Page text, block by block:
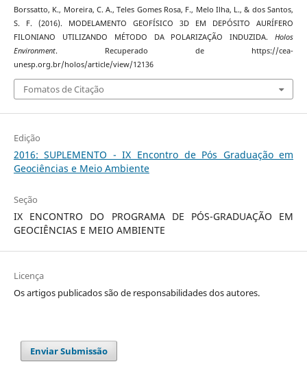
Borssatto, K., Moreira, C. A., Teles Gomes Rosa, F., Melo Ilha, L., & dos Santos,
S. F. (2016). MODELAMENTO GEOFÍSICO 3D EM DEPÓSITO AURÍFERO
FILONIANO UTILIZANDO MÉTODO DA POLARIZAÇÃO INDUZIDA.Holos
Environment. Recuperado de https://cea-
unesp.org.br/holos/article/view/12136
Fomatos de Citação
Edição
2016: SUPLEMENTO - IX Encontro de Pós Graduação em
Geociências e Meio Ambiente
Seção
IX ENCONTRO DO PROGRAMA DE PÓS-GRADUAÇÃO EM
GEOCIÊNCIAS E MEIO AMBIENTE
Licença
Os artigos publicados são de responsabilidades dos autores.
Enviar Submissão